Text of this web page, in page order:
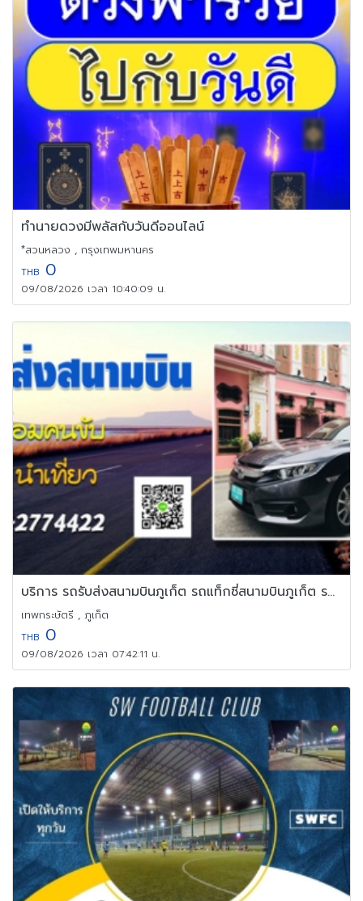
ทำนายดวงมีพลัสกับวันดีออนไลน์
*สวนหลวง , กรุงเทพมหานคร
THB 0
09/08/2026 เวลา 10:40:09 น.
บริการ รถรับส่งสนามบินภูเก็ต รถแท็กซี่สนามบินภูเก็ต รถไปสนามบิน
เทพกระษัตรี , ภูเก็ต
THB 0
09/08/2026 เวลา 07:42:11 น.